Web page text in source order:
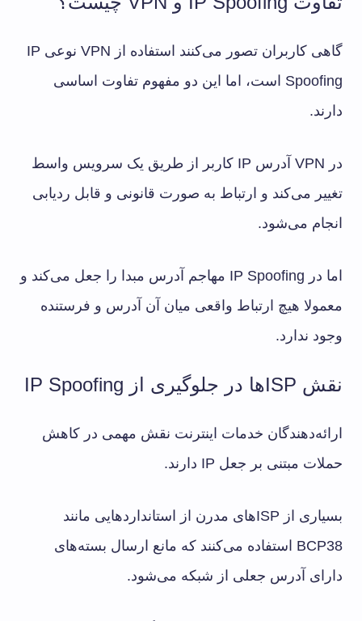
گاهی کاربران تصور می‌کنند استفاده از VPN نوعی IP
Spoofing است، اما این دو مفهوم تفاوت اساسی
دارند.
در VPN آدرس IP کاربر از طریق یک سرویس واسط
تغییر می‌کند و ارتباط به صورت قانونی و قابل ردیابی
انجام می‌شود.
اما در IP Spoofing مهاجم آدرس مبدا را جعل می‌کند و
معمولا هیچ ارتباط واقعی میان آن آدرس و فرستنده
وجود ندارد.
نقش ISPها در جلوگیری از IP Spoofing
ارائه‌دهندگان خدمات اینترنت نقش مهمی در کاهش
حملات مبتنی بر جعل IP دارند.
بسیاری از ISPهای مدرن از استانداردهایی مانند
BCP38 استفاده می‌کنند که مانع ارسال بسته‌های
دارای آدرس جعلی از شبکه می‌شود.